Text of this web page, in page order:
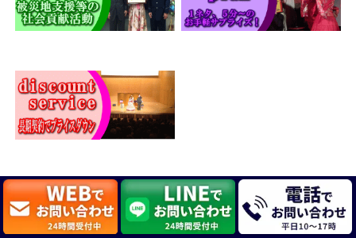
出張マジシャン 派遣 サービス イベント 別